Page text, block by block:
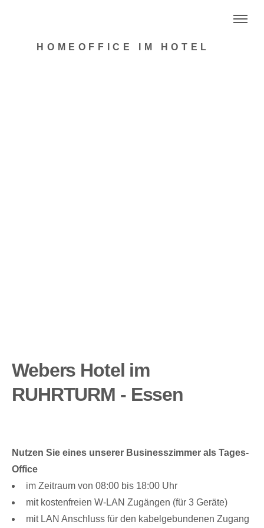
HOMEOFFICE IM HOTEL
Webers Hotel im
RUHRTURM - Essen
Nutzen Sie eines unserer Businesszimmer als Tages-
Office
im Zeitraum von 08:00 bis 18:00 Uhr
mit kostenfreien W-LAN Zugängen (für 3 Geräte)
mit LAN Anschluss für den kabelgebundenen Zugang